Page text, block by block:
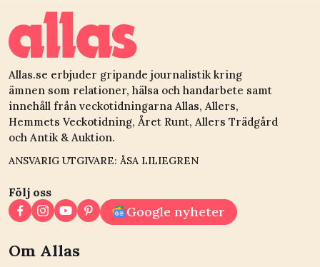
Allas.se erbjuder gripande journalistik kring
ämnen som relationer, hälsa och handarbete samt
innehåll från veckotidningarna Allas, Allers,
Hemmets Veckotidning, Året Runt, Allers Trädgård
och Antik & Auktion.
ANSVARIG UTGIVARE: ÅSA LILIEGREN
Följ oss
Google nyheter
Om Allas